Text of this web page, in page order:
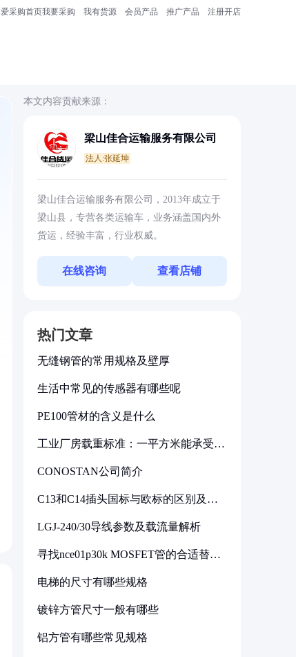
爱采购首页我要采购 我有货源 会员产品 推广产品 注册开店
本文内容贡献来源：
梁山佳合运输服务有限公司
法人:张延坤
梁山佳合运输服务有限公司，2013年成立于
梁山县，专营各类运输车，业务涵盖国内外
货运，经验丰富，行业权威。
在线咨询 查看店铺
热门文章
无缝钢管的常用规格及壁厚
生活中常见的传感器有哪些呢
PE100管材的含义是什么
工业厂房载重标准：一平方米能承受多
CONOSTAN公司简介
C13和C14插头国标与欧标的区别及其
LGJ-240/30导线参数及载流量解析
寻找nce01p30k MOSFET管的合适替代
电梯的尺寸有哪些规格
镀锌方管尺寸一般有哪些
铝方管有哪些常见规格